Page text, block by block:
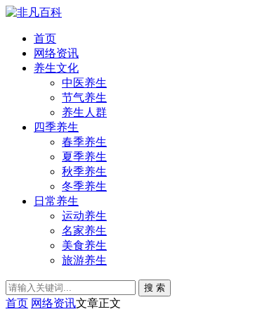
首页
网络资讯
养生文化
中医养生
节气养生
养生人群
四季养生
春季养生
夏季养生
秋季养生
冬季养生
日常养生
运动养生
名家养生
美食养生
旅游养生
搜 索
首页 网络资讯文章正文